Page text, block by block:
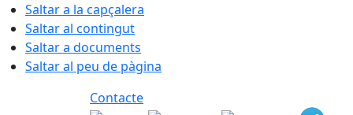
Saltar a la capçalera
Saltar al contingut
Saltar a documents
Saltar al peu de pàgina
Contacte